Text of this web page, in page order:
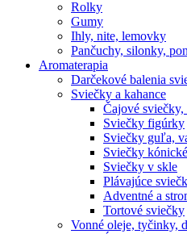
Rolky
Gumy
Ihly, nite, lemovky
Pančuchy, silonky,
Aromaterapia
Darčekové balenia
Sviečky a kahance
Čajové sviečky,
Sviečky figúrky
Sviečky guľa,
Sviečky kónické
Sviečky v skle
Plávajúce
Adventné a
Tortové sviečky
Vonné oleje, tyčinky,